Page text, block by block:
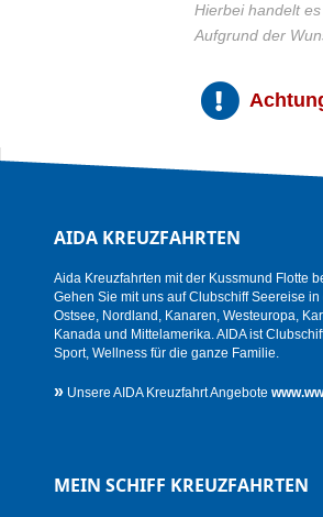
Hierbei handelt
Aufgrund der
AIDA KREUZFAHRTEN
Aida Kreuzfahrten mit der Kussmund Flotte
Gehen Sie mit uns auf Clubschiff Seereise
Ostsee, Nordland, Kanaren, Westeuropa,
Kanada und Mittelamerika. AIDA ist
Sport, Wellness für die ganze Familie.
» Unsere AIDA Kreuzfahrt Angebote
MEIN SCHIFF KREUZFAHRTEN